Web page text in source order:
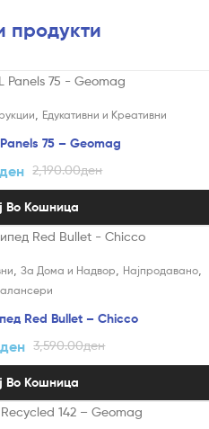
продукти
Едукативни и Креативни
75 – Geomag
2,190.00ден
Во Кошница
За Дома и Надвор Најпродавано,
Red Bullet – Chicco
3,590.00ден
ден
Во Кошница